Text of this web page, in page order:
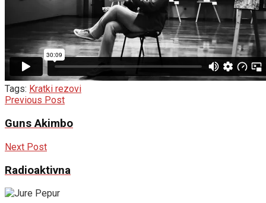
Tags: Kratki rezovi
Previous Post
Guns Akimbo
Next Post
Radioaktivna